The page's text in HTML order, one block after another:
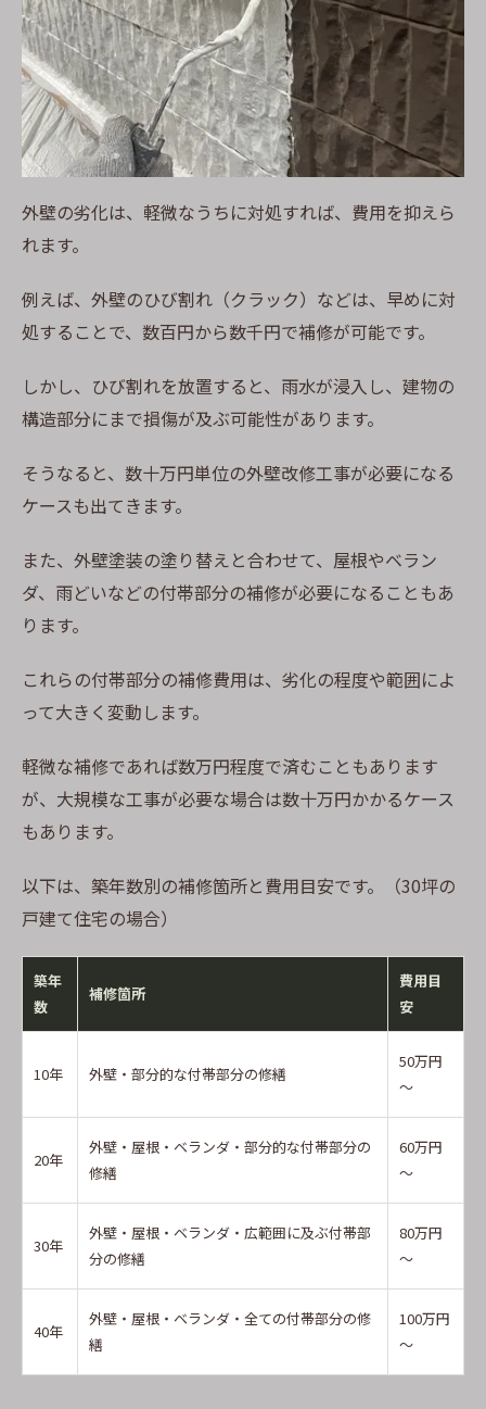
外壁の劣化は、軽微なうちに対処すれば、費用を抑えら
れます。
例えば、外壁のひび割れ（クラック）などは、早めに対
処することで、数百円から数千円で補修が可能です。
しかし、ひび割れを放置すると、雨水が浸入し、建物の
構造部分にまで損傷が及ぶ可能性があります。
そうなると、数十万円単位の外壁改修工事が必要になる
ケースも出てきます。
また、外壁塗装の塗り替えと合わせて、屋根やベラン
ダ、雨どいなどの付帯部分の補修が必要になることもあ
ります。
これらの付帯部分の補修費用は、劣化の程度や範囲によ
って大きく変動します。
軽微な補修であれば数万円程度で済むこともあります
が、大規模な工事が必要な場合は数十万円かかるケース
もあります。
以下は、築年数別の補修箇所と費用目安です。（30坪の
戸建て住宅の場合）
築年
数
補修箇所
費用目
安
10年 外壁・部分的な付帯部分の修繕
50万円
～
20年
外壁・屋根・ベランダ・部分的な付帯部分の
修繕
60万円
～
30年
外壁・屋根・ベランダ・広範囲に及ぶ付帯部
分の修繕
80万円
～
40年
外壁・屋根・ベランダ・全ての付帯部分の修
繕
100万円
～